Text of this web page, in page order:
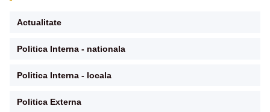
Actualitate
Politica Interna - nationala
Politica Interna - locala
Politica Externa